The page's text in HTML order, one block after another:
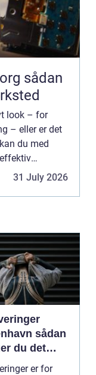
look – for
– eller er det
du med
31 July 2026
sådan
du det
studie
er for